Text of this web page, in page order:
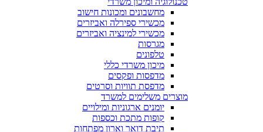
מחשבונים ומכונות חישוב
מכשירי ספירלה ואביזרים
מכשירי למינציה ואביזרים
מגרסות
טלפונים
מיכון משרדי כללי
מדפסות ופקסים
מדפסת תוויות וסרטים
מוצרים משלימים למשרד
יומנים ארגוניות ומילויים
קופות מתכת וכספות
תיבת דואר וארון מפתחות